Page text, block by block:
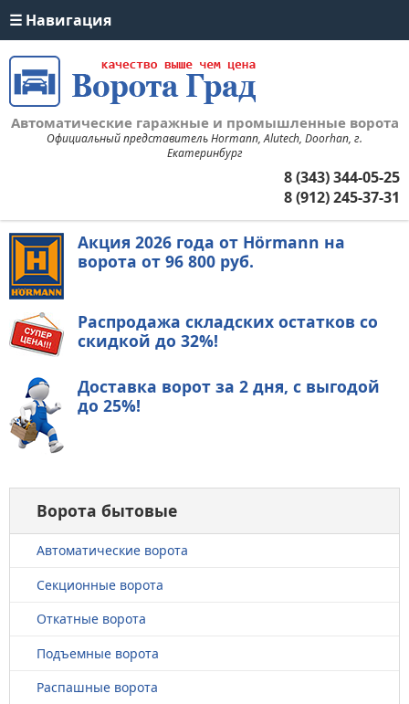
Автоматические гаражные и промышленные ворота
Официальный представитель Hormann, Alutech, Doorhan, г.
Екатеринбург
8 (343) 344-05-25
8 (912) 245-37-31
Акция 2026 года от Hörmann на
ворота от 96 800 руб.
Распродажа складских остатков со
скидкой до 32%!
Доставка ворот за 2 дня, с выгодой
до 25%!
Ворота бытовые
Автоматические ворота
Секционные ворота
Откатные ворота
Подъемные ворота
Распашные ворота